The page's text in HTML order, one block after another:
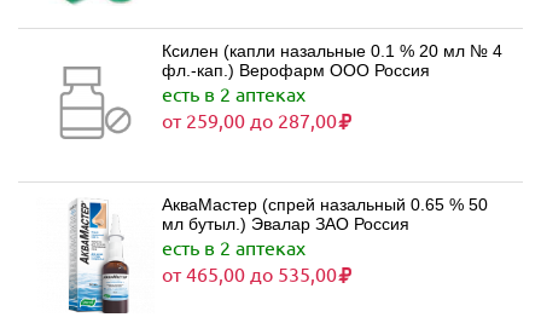
Ксилен (капли назальные 0.1 % 20 мл № 4
фл.-кап.) Верофарм ООО Россия
есть в 2 аптеках
от 259,00 до 287,00
АкваМастер (спрей назальный 0.65 % 50
мл бутыл.) Эвалар ЗАО Россия
есть в 2 аптеках
от 465,00 до 535,00